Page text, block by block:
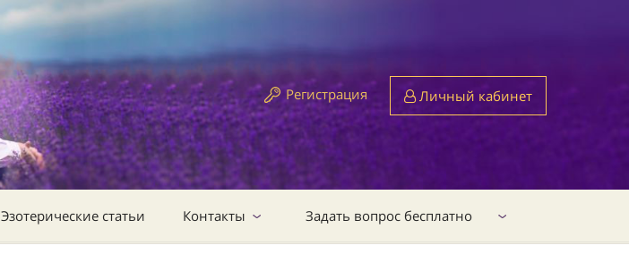
Регистрация Личный кабинет
Эзотерические статьи Контакты Задать вопрос бесплатно